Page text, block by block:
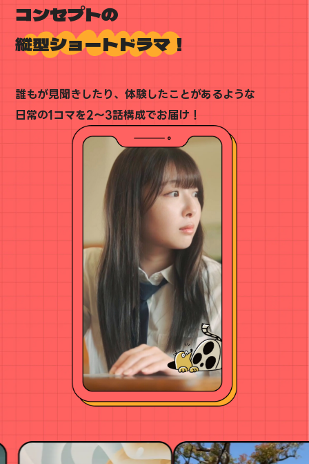
コンセプトの
縦型ショートドラマ！
誰もが見聞きしたり、体験したことがあるような
日常の1コマを2～3話構成でお届け！